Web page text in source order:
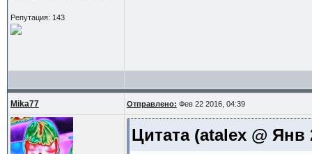
Репутация: 143
Mika77 Отправлено: Фев 22 2016, 04:39
Цитата(atalex @ Янв